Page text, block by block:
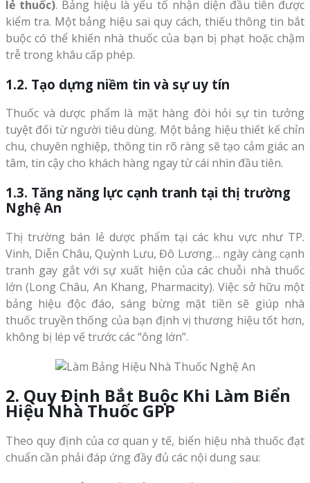
lẻ thuốc). Bảng hiệu là yếu tố nhận diện đầu tiên được
kiểm tra. Một bảng hiệu sai quy cách, thiếu thông tin bắt
buộc có thể khiến nhà thuốc của bạn bị phạt hoặc chậm
trễ trong khâu cấp phép.
1.2. Tạo dựng niềm tin và sự uy tín
Thuốc và dược phẩm là mặt hàng đòi hỏi sự tin tưởng
tuyệt đối từ người tiêu dùng. Một bảng hiệu thiết kế chỉn
chu, chuyên nghiệp, thông tin rõ ràng sẽ tạo cảm giác an
tâm, tin cậy cho khách hàng ngay từ cái nhìn đầu tiên.
1.3. Tăng năng lực cạnh tranh tại thị trường
Nghệ An
Thị trường bán lẻ dược phẩm tại các khu vực như TP.
Vinh, Diễn Châu, Quỳnh Lưu, Đô Lương… ngày càng cạnh
tranh gay gắt với sự xuất hiện của các chuỗi nhà thuốc
lớn (Long Châu, An Khang, Pharmacity). Việc sở hữu một
bảng hiệu độc đáo, sáng bừng mặt tiền sẽ giúp nhà
thuốc truyền thống của bạn định vị thương hiệu tốt hơn,
không bị lép vế trước các “ông lớn”.
2. Quy Định Bắt Buộc Khi Làm Biển
Hiệu Nhà Thuốc GPP
Theo quy định của cơ quan y tế, biển hiệu nhà thuốc đạt
chuẩn cần phải đáp ứng đầy đủ các nội dung sau: